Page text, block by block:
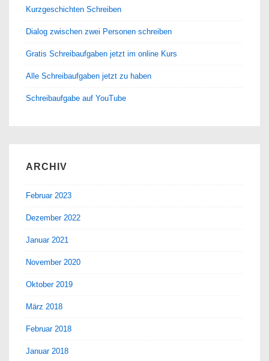
Kurzgeschichten Schreiben
Dialog zwischen zwei Personen schreiben
Gratis Schreibaufgaben jetzt im online Kurs
Alle Schreibaufgaben jetzt zu haben
Schreibaufgabe auf YouTube
ARCHIV
Februar 2023
Dezember 2022
Januar 2021
November 2020
Oktober 2019
März 2018
Februar 2018
Januar 2018